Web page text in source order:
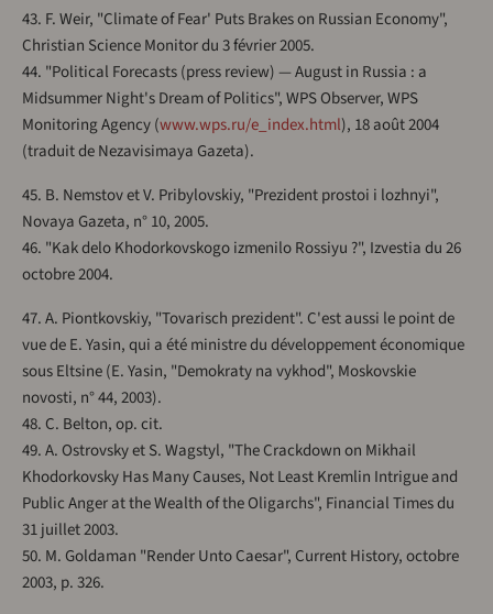
43. F. Weir, "Climate of Fear' Puts Brakes on Russian Economy",
Christian Science Monitor du 3 février 2005.
44. "Political Forecasts (press review) — August in Russia : a
Midsummer Night's Dream of Politics", WPS Observer, WPS
Monitoring Agency (www.wps.ru/e_index.html), 18 août 2004
(traduit de Nezavisimaya Gazeta).
45. B. Nemstov et V. Pribylovskiy, "Prezident prostoi i lozhnyi",
Novaya Gazeta, n° 10, 2005.
46. "Kak delo Khodorkovskogo izmenilo Rossiyu ?", Izvestia du 26
octobre 2004.
47. A. Piontkovskiy, "Tovarisch prezident". C'est aussi le point de
vue de E. Yasin, qui a été ministre du développement économique
sous Eltsine (E. Yasin, "Demokraty na vykhod", Moskovskie
novosti, n° 44, 2003).
48. C. Belton, op. cit.
49. A. Ostrovsky et S. Wagstyl, "The Crackdown on Mikhail
Khodorkovsky Has Many Causes, Not Least Kremlin Intrigue and
Public Anger at the Wealth of the Oligarchs", Financial Times du
31 juillet 2003.
50. M. Goldaman "Render Unto Caesar", Current History, octobre
2003, p. 326.